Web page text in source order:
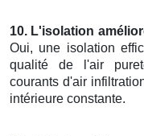
10. L'isolation
Oui, une isolation
qualité de l'air
courants d'air
intérieure constante.